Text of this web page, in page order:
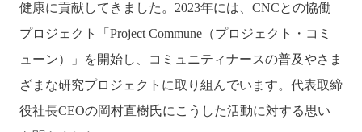
健康に貢献してきました。2023年には、CNCとの協働
プロジェクト「Project Commune（プロジェクト・コミ
ューン）」を開始し、コミュニティナースの普及やさま
ざまな研究プロジェクトに取り組んでいます。代表取締
役社長CEOの岡村直樹氏にこうした活動に対する思い